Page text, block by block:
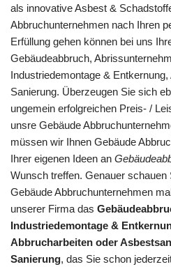
als innovative Asbest &
Abbruchunternehmen nach Ihren
Erfüllung gehen können bei uns
Gebäudeabbruch,
Industriedemontage &
Sanierung. Überzeugen Sie sich
ungemein erfolgreichen Preis- /
unsre Gebäude
müssen wir Ihnen Gebäude
Ihrer eigenen Ideen an
Wunsch treffen. Genauer
Gebäude Abbruchunternehmen
unserer Firma das
Industriedemontage &
Abbrucharbeiten oder
Sanierung, das Sie schon